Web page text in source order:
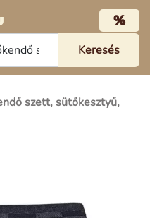
%
szett, sütőkesztyű,